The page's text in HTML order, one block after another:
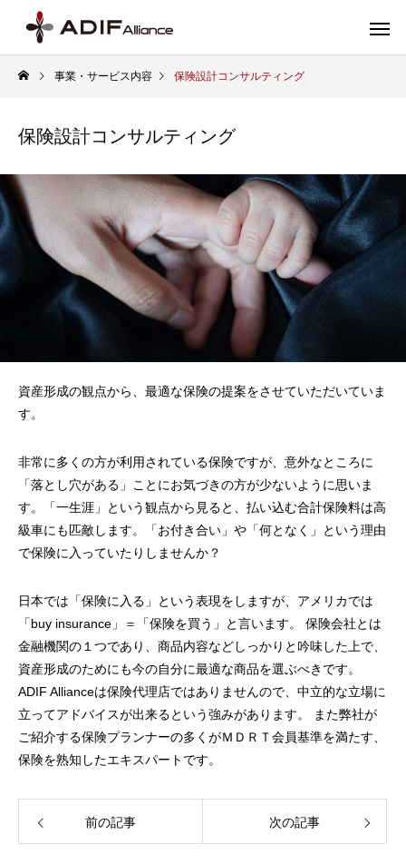
事業・サービス内容 保険設計コンサルティング
保険設計コンサルティング
資産形成の観点から、最適な保険の提案をさせていただいていま
す。
非常に多くの方が利用されている保険ですが、意外なところに
「落とし穴がある」ことにお気づきの方が少ないように思いま
す。「一生涯」という観点から見ると、払い込む合計保険料は高
級車にも匹敵します。「お付き合い」や「何となく」という理由
で保険に入っていたりしませんか？
日本では「保険に入る」という表現をしますが、アメリカでは
「buy insurance」＝「保険を買う」と言います。 保険会社とは
金融機関の１つであり、商品内容などしっかりと吟味した上で、
資産形成のためにも今の自分に最適な商品を選ぶべきです。
ADIF Allianceは保険代理店ではありませんので、中立的な立場に
立ってアドバイスが出来るという強みがあります。 また弊社が
ご紹介する保険プランナーの多くがＭＤＲＴ会員基準を満たす、
保険を熟知したエキスパートです。
前の記事 次の記事